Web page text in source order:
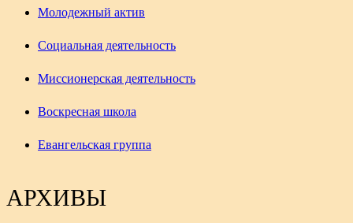
Молодежный актив
Социальная деятельность
Миссионерская деятельность
Воскресная школа
Евангельская группа
АРХИВЫ